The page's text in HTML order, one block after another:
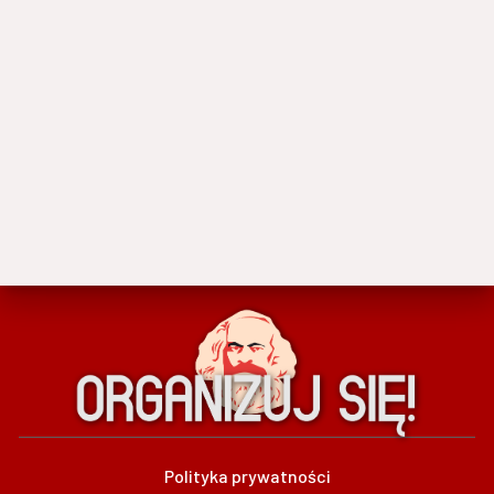
Polityka prywatności